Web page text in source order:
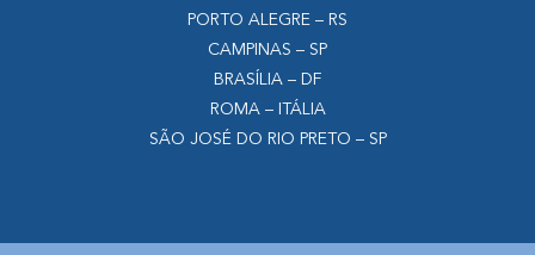
PORTO ALEGRE – RS
CAMPINAS – SP
BRASÍLIA – DF
ROMA – ITÁLIA
SÃO JOSÉ DO RIO PRETO – SP